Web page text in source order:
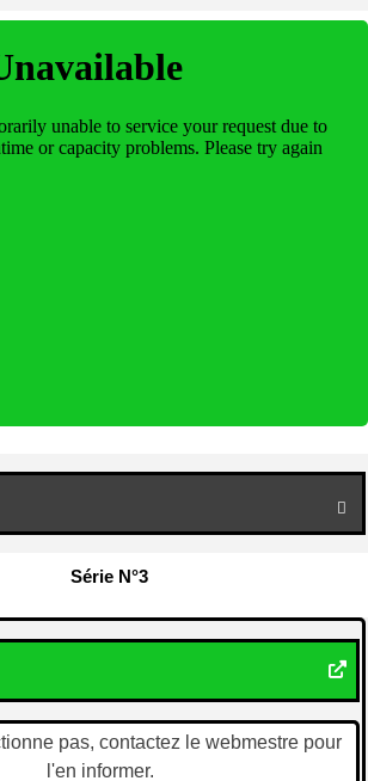

Série N°3
pas, contactez le webmestre pour
l'en informer.